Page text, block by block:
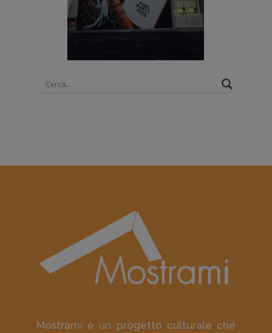
Mostrami è un progetto culturale che